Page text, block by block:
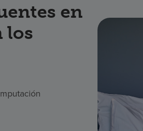
en
los